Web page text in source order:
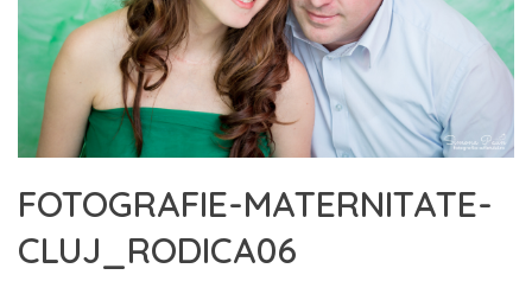
FOTOGRAFIE-MATERNITATE-
CLUJ_RODICA06